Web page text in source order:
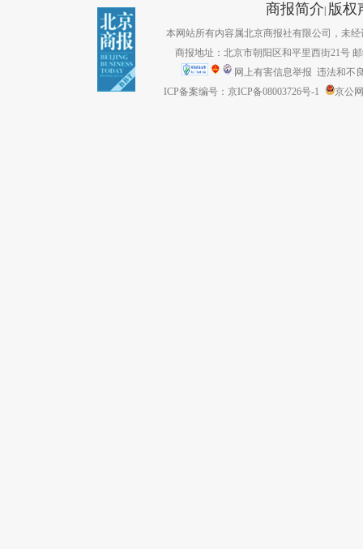
商报简介| 版权
本网站所有内容属北京商报社有限公司，未经
商报地址：北京市朝阳区和平里西街21号
网上有害信息举报 违法和不
ICP备案编号：京ICP备08003726号-1
京公